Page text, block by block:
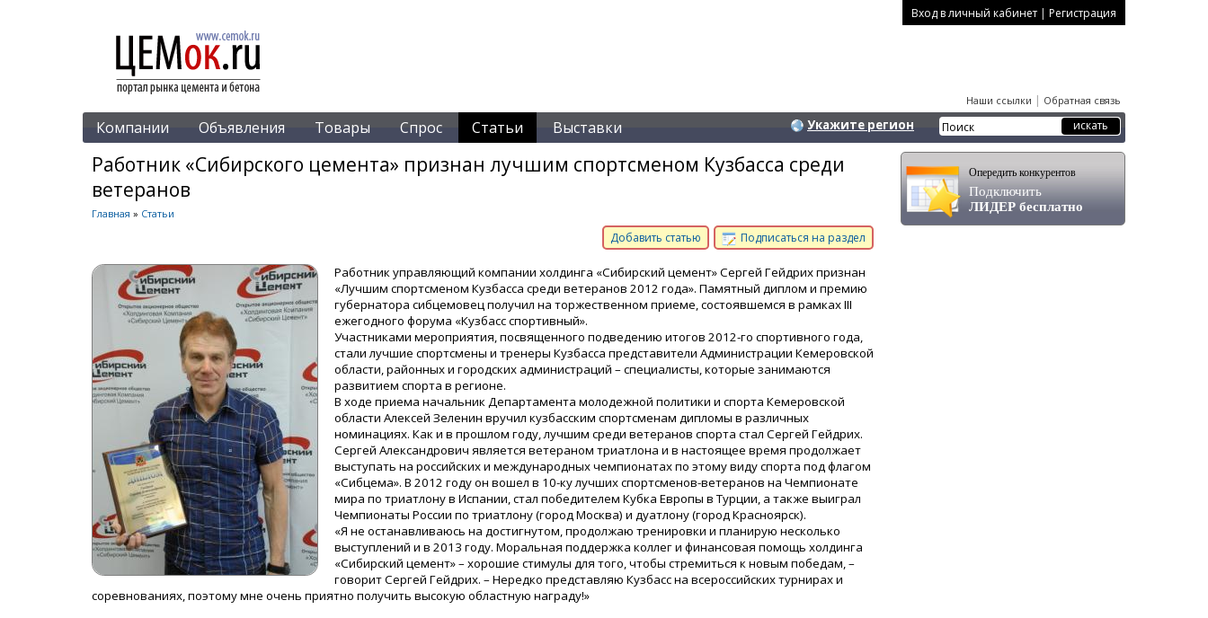
Вход в личный кабинет | Регистрация
Наши ссылки | Обратная связь
Компании Объявления Товары Спрос Статьи Выставки Укажите регион
Работник «Сибирского цемента» признан лучшим спортсменом Кузбасса среди
ветеранов
Главная » Статьи
Добавить статью Подписаться на раздел
Работник управляющий компании холдинга «Сибирский цемент» Сергей Гейдрих признан
«Лучшим спортсменом Кузбасса среди ветеранов 2012 года». Памятный диплом и премию
губернатора сибцемовец получил на торжественном приеме, состоявшемся в рамках III
ежегодного форума «Кузбасс спортивный».
Участниками мероприятия, посвященного подведению итогов 2012-го спортивного года,
стали лучшие спортсмены и тренеры Кузбасса представители Администрации Кемеровской
области, районных и городских администраций – специалисты, которые занимаются
развитием спорта в регионе.
В ходе приема начальник Департамента молодежной политики и спорта Кемеровской
области Алексей Зеленин вручил кузбасским спортсменам дипломы в различных
номинациях. Как и в прошлом году, лучшим среди ветеранов спорта стал Сергей Гейдрих.
Сергей Александрович является ветераном триатлона и в настоящее время продолжает
выступать на российских и международных чемпионатах по этому виду спорта под флагом
«Сибцема». В 2012 году он вошел в 10-ку лучших спортсменов-ветеранов на Чемпионате
мира по триатлону в Испании, стал победителем Кубка Европы в Турции, а также выиграл
Чемпионаты России по триатлону (город Москва) и дуатлону (город Красноярск).
«Я не останавливаюсь на достигнутом, продолжаю тренировки и планирую несколько
выступлений и в 2013 году. Моральная поддержка коллег и финансовая помощь холдинга
«Сибирский цемент» – хорошие стимулы для того, чтобы стремиться к новым победам, –
говорит Сергей Гейдрих. – Нередко представляю Кузбасс на всероссийских турнирах и
соревнованиях, поэтому мне очень приятно получить высокую областную награду!»
Опередить конкурентов
Подключить
ЛИДЕР бесплатно